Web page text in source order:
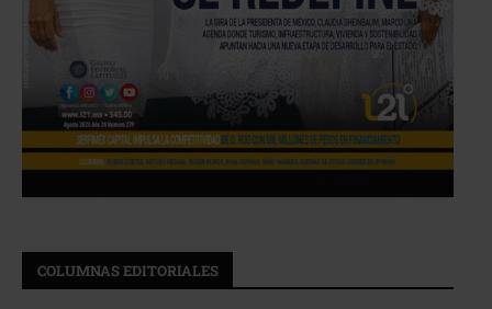
COLUMNAS EDITORIALES